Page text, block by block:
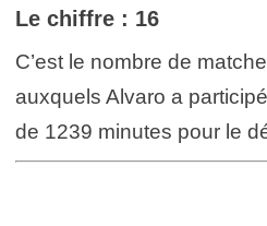
Le chiffre : 16
C’est le nombre de
auxquels Alvaro a
de 1239 minutes pour le